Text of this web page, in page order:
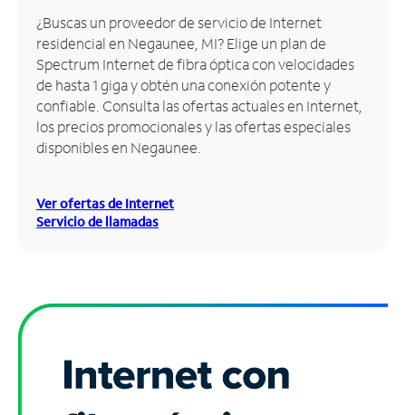
Inglés
Administrar
cuenta
Encuentra
una
tienda
¿Buscas un proveedor de servicio de Internet
residencial en Negaunee, MI? Elige un plan de
Spectrum Internet de fibra óptica con velocidades
de hasta 1 giga y obtén una conexión potente y
confiable. Consulta las ofertas actuales en Internet,
los precios promocionales y las ofertas especiales
disponibles en Negaunee.
Ver ofertas de Internet
Servicio de llamadas